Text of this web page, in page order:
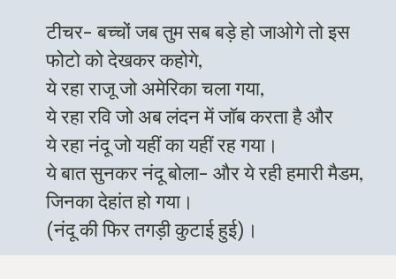
टीचर- बच्चों जब तुम सब बड़े हो जाओगे तो इस
फोटो को देखकर कहोगे,
ये रहा राजू जो अमेरिका चला गया,
ये रहा रवि जो अब लंदन में जॉब करता है और
ये रहा नंदू जो यहीं का यहीं रह गया।
ये बात सुनकर नंदू बोला- और ये रही हमारी मैडम,
जिनका देहांत हो गया।
(नंदू की फिर तगड़ी कुटाई हुई)।